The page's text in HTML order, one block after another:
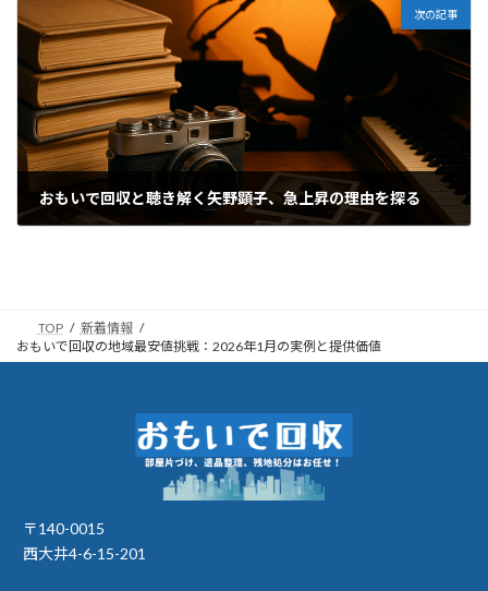
次の記事
おもいで回収と聴き解く矢野顕子、急上昇の理由を探る
TOP
新着情報
おもいで回収の地域最安値挑戦：2026年1月の実例と提供価値
〒140-0015
西大井4-6-15-201